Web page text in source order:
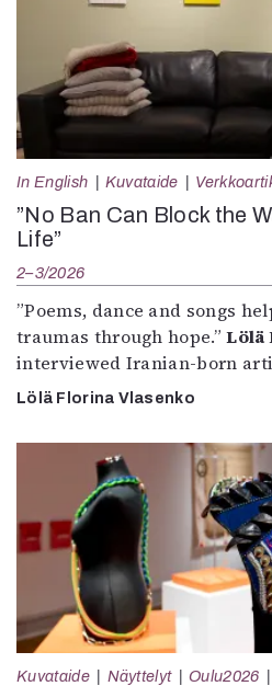
In English Kuvataide
”No Ban Can Block the
Life”
2–3/2026
”Poems, dance and songs
traumas through hope.”Lölä
interviewed Iranian-born
Lölä Florina Vlasenko
Kuvataide Näyttelyt Oulu2026